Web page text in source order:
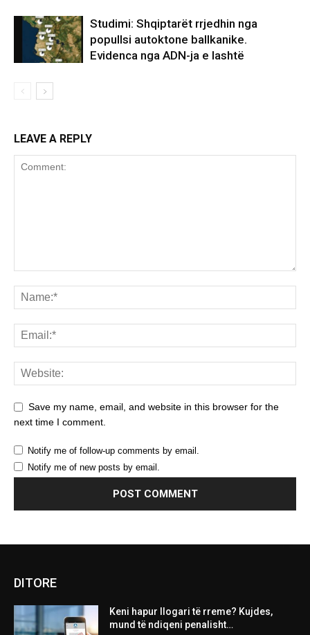
Studimi: Shqiptarët rrjedhin nga
popullsi autoktone ballkanike.
Evidenca nga ADN-ja e lashtë
LEAVE A REPLY
Save my name, email, and website in this browser for the
next time I comment.
Notify me of follow-up comments by email.
Notify me of new posts by email.
DITORE
Keni hapur llogari të rreme? Kujdes,
mund të ndiqeni penalisht…